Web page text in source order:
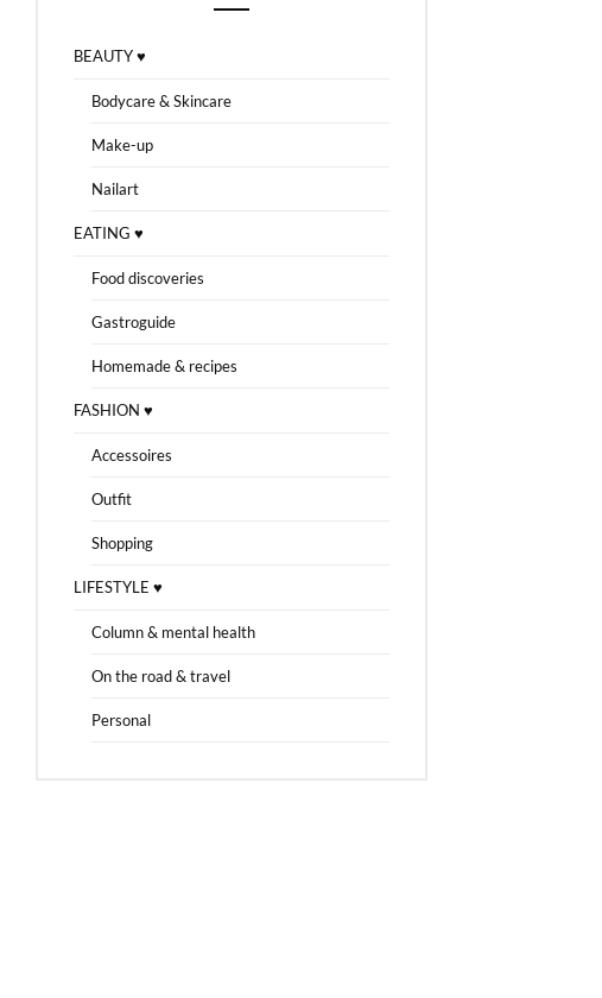
BEAUTY ♥
Bodycare & Skincare
Make-up
Nailart
EATING ♥
Food discoveries
Gastroguide
Homemade & recipes
FASHION ♥
Accessoires
Outfit
Shopping
LIFESTYLE ♥
Column & mental health
On the road & travel
Personal